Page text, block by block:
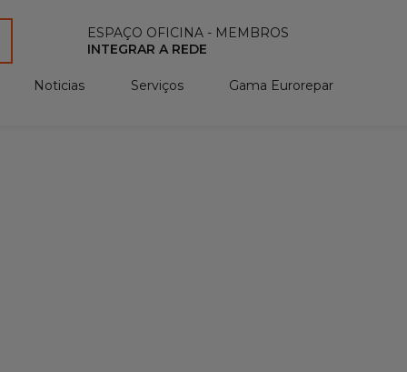
ESPAÇO OFICINA - MEMBROS
INTEGRAR A REDE
Noticias Serviços Gama Eurorepar